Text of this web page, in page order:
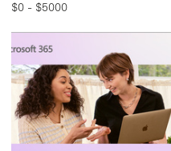
$0 - $5000